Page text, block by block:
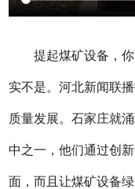
提起煤矿设备，你
实不是。河北新闻联
质量发展。石家庄就
中之一，他们通过创
面，而且让煤矿设备